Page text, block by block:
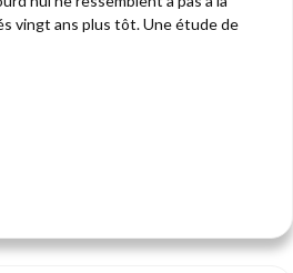
vingt ans plus tôt. Une étude de